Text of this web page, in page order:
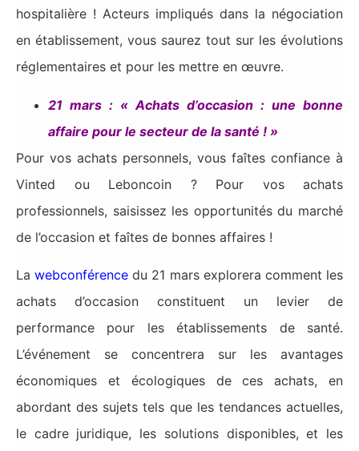
hospitalière ! Acteurs impliqués dans la négociation
en établissement, vous saurez tout sur les évolutions
réglementaires et pour les mettre en œuvre.
21 mars : « Achats d’occasion : une bonne
affaire pour le secteur de la santé ! »
Pour vos achats personnels, vous faîtes confiance à
Vinted ou Leboncoin ? Pour vos achats
professionnels, saisissez les opportunités du marché
de l’occasion et faîtes de bonnes affaires !
La webconférencedu 21 mars explorera comment les
achats d’occasion constituent un levier de
performance pour les établissements de santé.
L’événement se concentrera sur les avantages
économiques et écologiques de ces achats, en
abordant des sujets tels que les tendances actuelles,
le cadre juridique, les solutions disponibles, et les